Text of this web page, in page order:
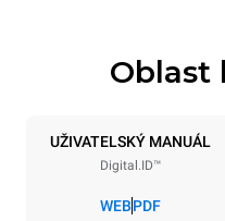
6
Vzdálenost mezi zásobníky
Oblast
UŽIVATELSKÝ MANUÁL
Digital.ID™
WEBPDF